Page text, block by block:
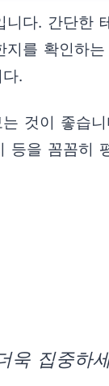
다. 간단한
를 확인하
.
것이 좋습
을 꼼꼼히
욱 집중하